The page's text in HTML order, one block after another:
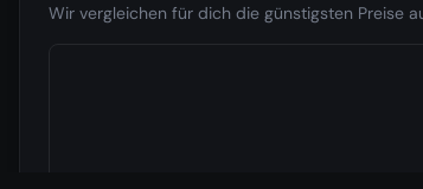
Wir vergleichen für dich die günstigsten Preise